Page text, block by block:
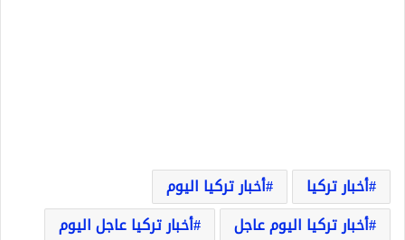
أخبار تركيا
أخبار تركيا اليوم
أخبار تركيا اليوم عاجل
أخبار تركيا عاجل اليوم